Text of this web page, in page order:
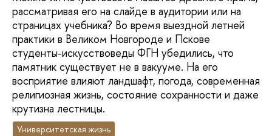
рассматривая его на слайде в аудитории или на
страницах учебника? Во время выездной летней
практики в Великом Новгороде и Пскове
студенты-искусствоведы ФГН убедились, что
памятник существует не в вакууме. На его
восприятие влияют ландшафт, погода, современная
религиозная жизнь, состояние сохранности и даже
крутизна лестницы.
Университетская жизнь